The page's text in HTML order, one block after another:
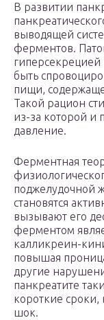
В развитии
выводящей
ферментов.
гиперсекрецией
быть
пищи,
Такой рацион
из-за которой и
давление.
Ферментная
поджелудочной
становятся
вызывают его
ферментом
калликреин-
повышая
другие
панкреатите
короткие
шок.